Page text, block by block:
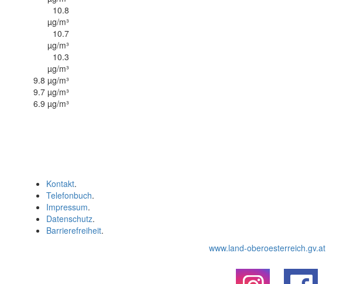
10.8
µg/m³
10.7
µg/m³
10.3
µg/m³
9.8 µg/m³
9.7 µg/m³
6.9 µg/m³
Kontakt.
Telefonbuch.
Impressum.
Datenschutz.
Barrierefreiheit.
www.land-oberoesterreich.gv.at